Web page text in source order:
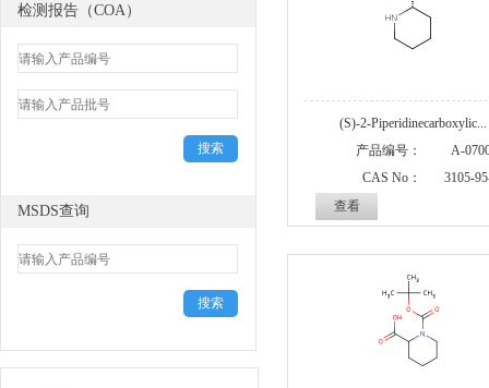
检测报告（COA）
MSDS查询
(S)-2-Piperidinecarboxylic...
产品编号：
A-
CAS No：
3105-
查看